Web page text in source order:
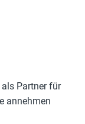
Partner für